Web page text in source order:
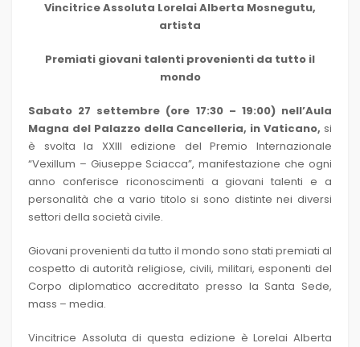
Vincitrice Assoluta Lorelai Alberta Mosnegutu,
artista
Premiati giovani talenti provenienti da tutto il
mondo
Sabato 27 settembre (ore 17:30 – 19:00) nell’Aula
Magna del Palazzo della Cancelleria, in Vaticano, si
è svolta la XXIII edizione del Premio Internazionale
“Vexillum – Giuseppe Sciacca”, manifestazione che ogni
anno conferisce riconoscimenti a giovani talenti e a
personalità che a vario titolo si sono distinte nei diversi
settori della società civile.
Giovani provenienti da tutto il mondo sono stati premiati al
cospetto di autorità religiose, civili, militari, esponenti del
Corpo diplomatico accreditato presso la Santa Sede,
mass – media.
Vincitrice Assoluta di questa edizione è Lorelai Alberta